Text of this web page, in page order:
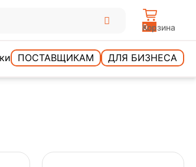
0
Корзина
ПОСТАВЩИКАМ ДЛЯ БИЗНЕСА